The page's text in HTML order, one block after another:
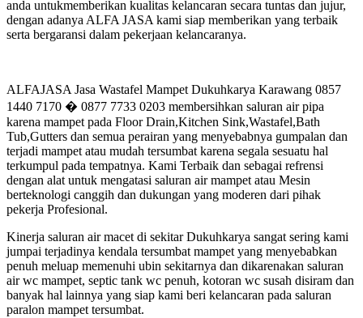
anda untukmemberikan kualitas kelancaran secara tuntas dan jujur,
dengan adanya ALFA JASA kami siap memberikan yang terbaik
serta bergaransi dalam pekerjaan kelancaranya.
ALFAJASA Jasa Wastafel Mampet Dukuhkarya Karawang 0857
1440 7170 � 0877 7733 0203 membersihkan saluran air pipa
karena mampet pada Floor Drain,Kitchen Sink,Wastafel,Bath
Tub,Gutters dan semua perairan yang menyebabnya gumpalan dan
terjadi mampet atau mudah tersumbat karena segala sesuatu hal
terkumpul pada tempatnya. Kami Terbaik dan sebagai refrensi
dengan alat untuk mengatasi saluran air mampet atau Mesin
berteknologi canggih dan dukungan yang moderen dari pihak
pekerja Profesional.
Kinerja saluran air macet di sekitar Dukuhkarya sangat sering kami
jumpai terjadinya kendala tersumbat mampet yang menyebabkan
penuh meluap memenuhi ubin sekitarnya dan dikarenakan saluran
air wc mampet, septic tank wc penuh, kotoran wc susah disiram dan
banyak hal lainnya yang siap kami beri kelancaran pada saluran
paralon mampet tersumbat.